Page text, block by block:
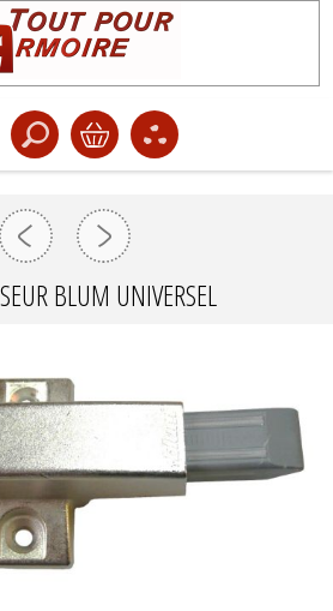
BLUM UNIVERSEL